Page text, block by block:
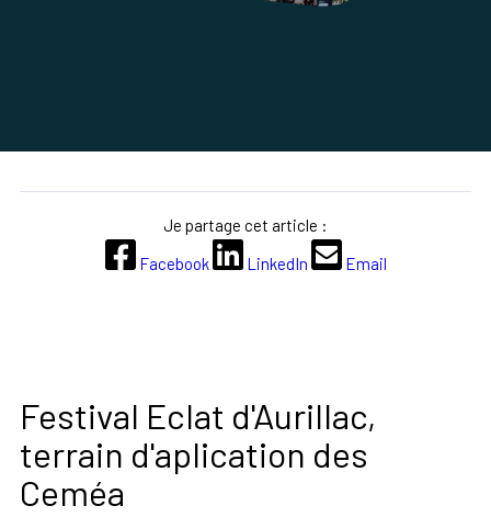
Festival Eclat d'Aurillac,
terrain d'aplication des
Ceméa
Je partage cet article :
Facebook
LinkedIn Email